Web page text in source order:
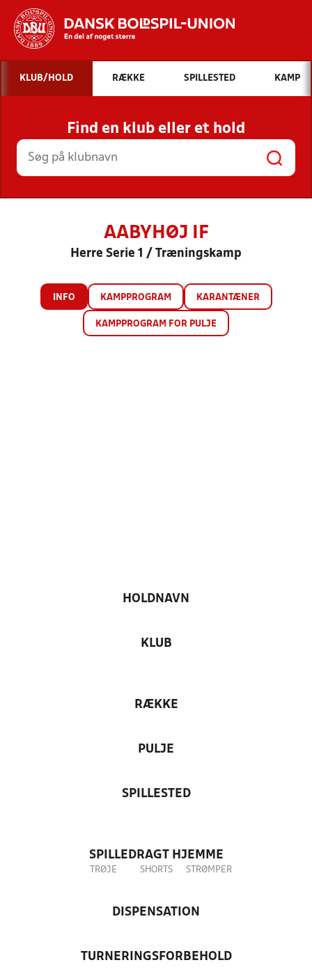
Hvad vil du søge efter?
INDHOLD OG NYHEDER
STILLINGER, RESULTATER, KLUBBER OG
HOLD
KLUB/HOLD RÆKKE SPILLESTED KAMP
Find en klub eller et hold
AABYHØJ IF
Herre Serie 1 / Træningskamp
INFO KAMPPROGRAM KARANTÆNER
KAMPPROGRAM FOR PULJE
HOLDNAVN
KLUB
RÆKKE
PULJE
SPILLESTED
SPILLEDRAGT HJEMME
TRØJE SHORTS STRØMPER
DISPENSATION
TURNERINGSFORBEHOLD